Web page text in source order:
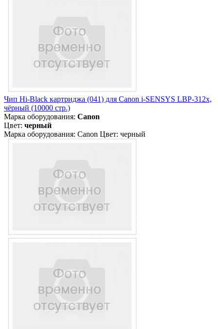
Чип Hi-Black картриджа (041) для Canon i-SENSYS LBP-312x,
чёрный (10000 стр.)
Марка оборудования: Canon
Цвет: черный
Марка оборудования: Canon Цвет: черный